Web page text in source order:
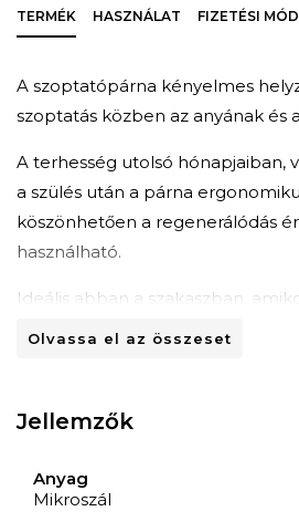
TERMÉK HASZNÁLAT FIZETÉSI
A szoptatópárna kényelmes
szoptatás közben az anyának és
A terhesség utolsó hónapjaiban,
a szülés után a párna
köszönhetően a regenerálódás
használható.
Ideális abban a szakaszban,
Jellemzők:
rejtett cipzáras záródás;
A zsákba csomagolt párna
cm;
Olvassa el az összeset
Jellemzők
Anyag
Mikroszál